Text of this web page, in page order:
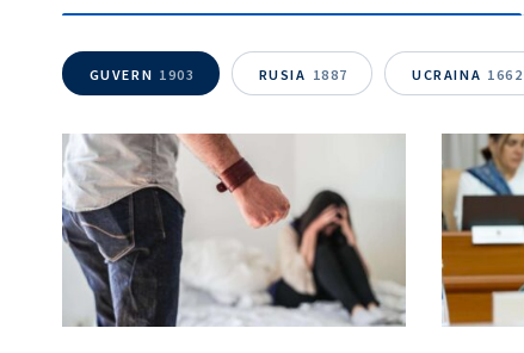
GUVERN 1903 RUSIA 1887 UCRAINA 1662
Mesajul știrei